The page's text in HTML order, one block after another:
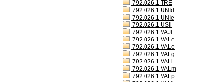
792.026.1 TRE
792.026.1 UNId
792.026.1 UNIe
792.026.1 USIi
792.026.1 VAJl
792.026.1 VALc
792.026.1 VALe
792.026.1 VALg
792.026.1 VALl
792.026.1 VALm
792.026.1 VALp